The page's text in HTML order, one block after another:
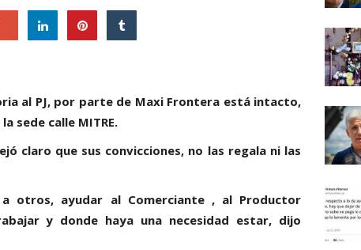
al PJ, por parte de Maxi Frontera está intacto,
sede calle MITRE.
claro que sus convicciones, no las regala ni las
otros, ayudar al Comerciante , al Productor
y donde haya una necesidad estar, dijo